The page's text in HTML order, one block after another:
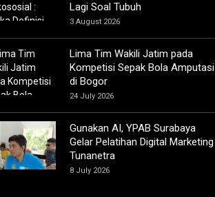
Lagi Soal Tubuh
3 August 2026
Lima Tim Wakili Jatim pada
Kompetisi Sepak Bola Amputasi
di Bogor
24 July 2026
Gunakan AI, YPAB Surabaya
Gelar Pelatihan Digital Marketing
Tunanetra
8 July 2026